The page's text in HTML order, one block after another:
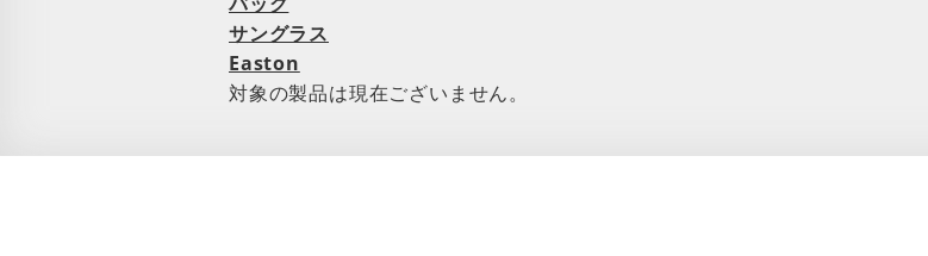
サングラス
Easton
対象の製品は現在ございません。